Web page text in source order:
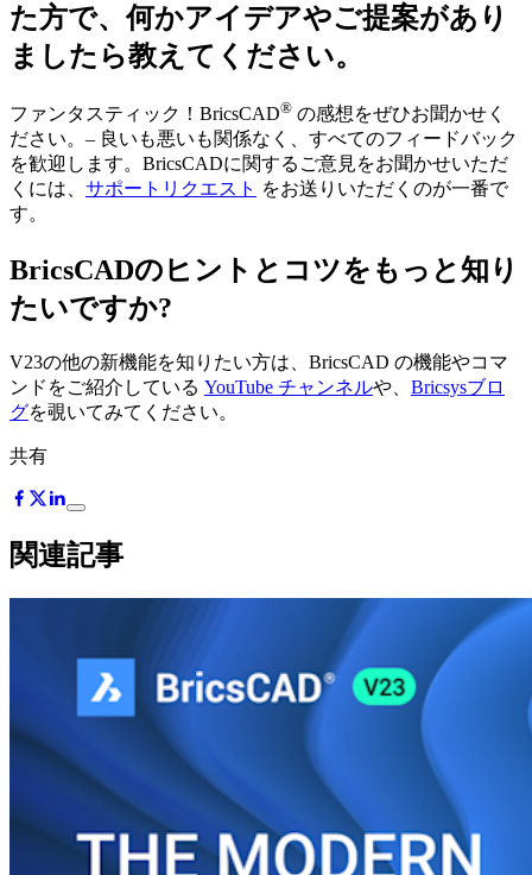
た方で、何かアイデアやご提案があり
ましたら教えてください。
ファンタスティック！BricsCAD® の感想をぜひお聞かせく
ださい。– 良いも悪いも関係なく、すべてのフィードバック
を歓迎します。BricsCADに関するご意見をお聞かせいただ
くには、 サポートリクエスト をお送りいただくのが一番で
す。
BricsCADのヒントとコツをもっと知り
たいですか?
V23の他の新機能を知りたい方は、BricsCAD の機能やコマ
ンドをご紹介している YouTube チャンネルや、 Bricsysブロ
グを覗いてみてください。
共有
関連記事